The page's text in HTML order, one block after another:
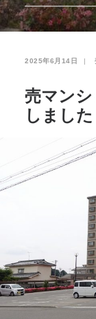
2025年6月14日 |
売マン
しました